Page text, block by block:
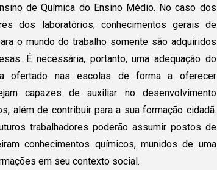
de Química do Ensino Médio. No caso dos
dos laboratórios, conhecimentos gerais de
o mundo do trabalho somente são adquiridos
É necessária, portanto, uma adequação do
ofertado nas escolas de forma a oferecer
capazes de auxiliar no desenvolvimento
além de contribuir para a sua formação cidadã.
trabalhadores poderão assumir postos de
conhecimentos químicos, munidos de uma
em seu contexto social.